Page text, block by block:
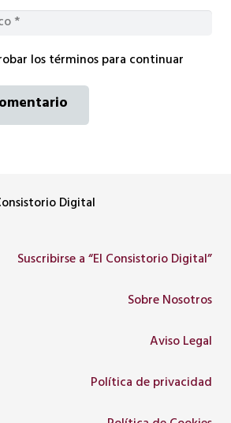
los términos para continuar
Digital
Suscribirse a “El Consistorio Digital”
Sobre Nosotros
Aviso Legal
Política de privacidad